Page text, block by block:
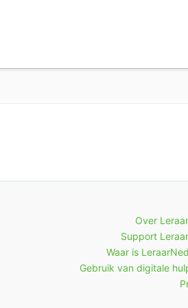
Over
Support
Waar is
Gebruik van digitale